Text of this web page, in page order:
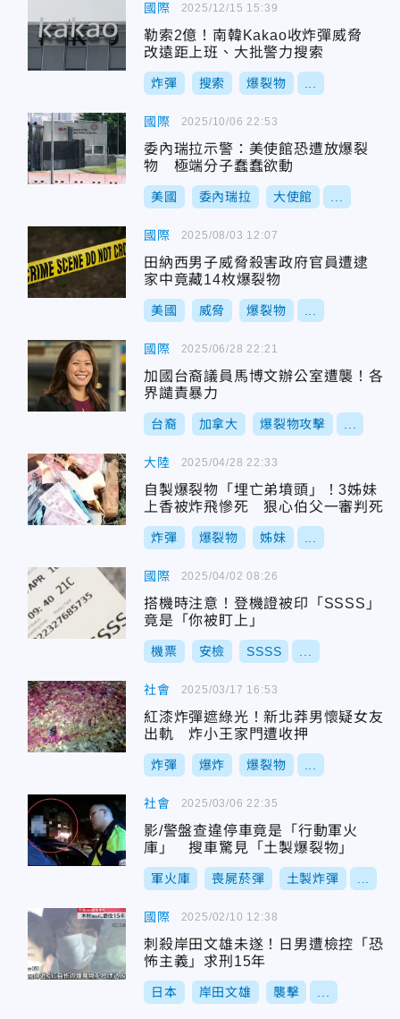
國際
勒索2億！南韓Kakao收炸彈威脅
改遠距上班、大批警力搜索
炸彈 搜索 爆裂物
2025/12/15 15:39
國際
委內瑞拉示警：美使館恐遭放爆裂
物 極端分子蠢蠢欲動
美國 委內瑞拉 大使館
2025/10/06 22:53
國際
田納西男子威脅殺害政府官員遭逮
家中竟藏14枚爆裂物
美國 威脅 爆裂物
2025/08/03 12:07
國際
加國台裔議員馬博文辦公室遭襲！各
界譴責暴力
台裔 加拿大 爆裂物攻擊
2025/06/28 22:21
大陸
自製爆裂物「埋亡弟墳頭」！3姊妹
上香被炸飛慘死 狠心伯父一審判死
炸彈 爆裂物 姊妹
2025/04/28 22:33
國際
搭機時注意！登機證被印「SSSS」
竟是「你被盯上」
機票 安檢 SSSS
2025/04/02 08:26
社會
紅漆炸彈遮綠光！新北莽男懷疑女友
出軌 炸小王家門遭收押
炸彈 爆炸 爆裂物
2025/03/17 16:53
社會
影/警盤查違停車竟是「行動軍火
庫」 搜車驚見「土製爆裂物」
軍火庫 喪屍菸彈 土製炸彈
2025/03/06 22:35
國際
刺殺岸田文雄未遂！日男遭檢控「恐
怖主義」求刑15年
日本 岸田文雄 襲擊
2025/02/10 12:38